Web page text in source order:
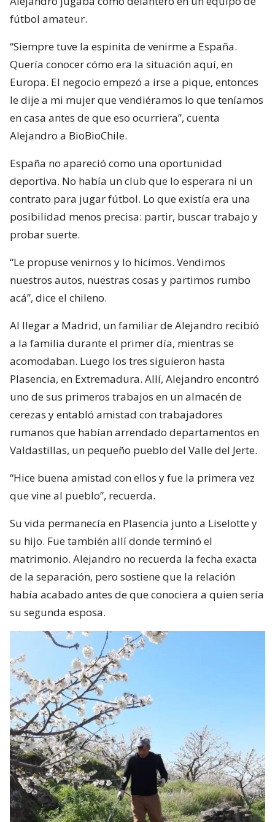
fútbol amateur.
“Siempre tuve la espinita de venirme a España.
Quería conocer cómo era la situación aquí, en
Europa. El negocio empezó a irse a pique, entonces
le dije a mi mujer que vendiéramos lo que teníamos
en casa antes de que eso ocurriera”, cuenta
Alejandro a BioBioChile.
España no apareció como una oportunidad
deportiva. No había un club que lo esperara ni un
contrato para jugar fútbol. Lo que existía era una
posibilidad menos precisa: partir, buscar trabajo y
probar suerte.
“Le propuse venirnos y lo hicimos. Vendimos
nuestros autos, nuestras cosas y partimos rumbo
acá”, dice el chileno.
Al llegar a Madrid, un familiar de Alejandro recibió
a la familia durante el primer día, mientras se
acomodaban. Luego los tres siguieron hasta
Plasencia, en Extremadura. Allí, Alejandro encontró
uno de sus primeros trabajos en un almacén de
cerezas y entabló amistad con trabajadores
rumanos que habían arrendado departamentos en
Valdastillas, un pequeño pueblo del Valle del Jerte.
“Hice buena amistad con ellos y fue la primera vez
que vine al pueblo”, recuerda.
Su vida permanecía en Plasencia junto a Liselotte y
su hijo. Fue también allí donde terminó el
matrimonio. Alejandro no recuerda la fecha exacta
de la separación, pero sostiene que la relación
había acabado antes de que conociera a quien sería
su segunda esposa.